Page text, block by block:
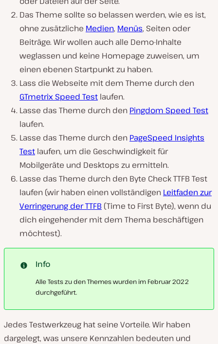
Das Theme sollte so belassen werden, wie es ist,
ohne zusätzliche Medien, Menüs, Seiten oder
Beiträge. Wir wollen auch alle Demo-Inhalte
weglassen und keine Homepage zuweisen, um
einen ebenen Startpunkt zu haben.
Lass die Webseite mit dem Theme durch den
GTmetrix Speed Test laufen.
Lasse das Theme durch den Pingdom Speed Test
laufen.
Lasse das Theme durch den PageSpeed Insights
Test laufen, um die Geschwindigkeit für
Mobilgeräte und Desktops zu ermitteln.
Lasse das Theme durch den Byte Check TTFB Test
laufen (wir haben einen vollständigen Leitfaden zur
Verringerung der TTFB (Time to First Byte), wenn du
dich eingehender mit dem Thema beschäftigen
möchtest).
Info
Alle Tests zu den Themes wurden im Februar 2022
durchgeführt.
Jedes Testwerkzeug hat seine Vorteile. Wir haben
dargelegt, was unsere Kennzahlen bedeuten und